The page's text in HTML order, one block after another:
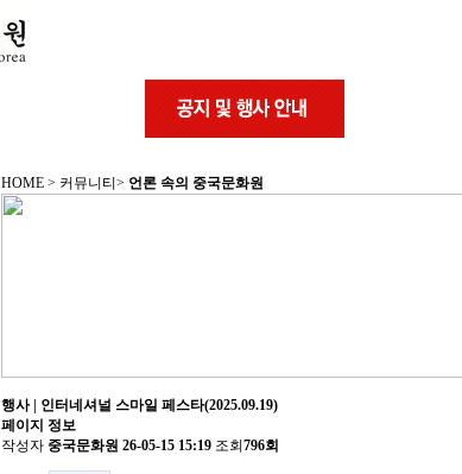
HOME > 커뮤니티> 언론 속의 중국문화원
행사 | 인터네셔널 스마일 페스타(2025.09.19)
페이지 정보
작성자 중국문화원 26-05-15 15:19 조회 796회